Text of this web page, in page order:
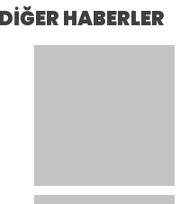
Getirecek En Önemli
AdımHABERLER